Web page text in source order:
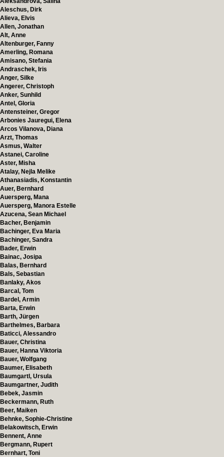
Aleschus, Dirk
Alieva, Elvis
Allen, Jonathan
Alt, Anne
Altenburger, Fanny
Amerling, Romana
Amisano, Stefania
Andraschek, Iris
Anger, Silke
Angerer, Christoph
Anker, Sunhild
Antel, Gloria
Antensteiner, Gregor
Arbonies Jauregui, Elena
Arcos Vilanova, Diana
Arzt, Thomas
Asmus, Walter
Astanei, Caroline
Aster, Misha
Atalay, Nejla Melike
Athanasiadis, Konstantin
Auer, Bernhard
Auersperg, Mana
Auersperg, Manora Estelle
Azucena, Sean Michael
Bacher, Benjamin
Bachinger, Eva Maria
Bachinger, Sandra
Bader, Erwin
Bainac, Josipa
Balas, Bernhard
Bals, Sebastian
Banlaky, Akos
Barcal, Tom
Bardel, Armin
Barta, Erwin
Barth, Jürgen
Barthelmes, Barbara
Baticci, Alessandro
Bauer, Christina
Bauer, Hanna Viktoria
Bauer, Wolfgang
Baumer, Elisabeth
Baumgartl, Ursula
Baumgartner, Judith
Bebek, Jasmin
Beckermann, Ruth
Beer, Maiken
Behnke, Sophie-Christine
Belakowitsch, Erwin
Bennent, Anne
Bergmann, Rupert
Bernhart, Toni